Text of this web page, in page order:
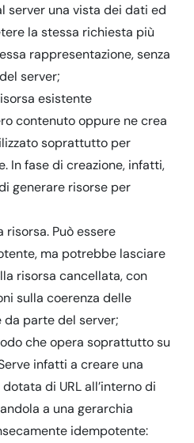
server una vista dei dati ed
la stessa richiesta più
rappresentazione, senza
server;
esistente
contenuto oppure ne crea
soprattutto per
In fase di creazione, infatti,
generare risorse per
risorsa. Può essere
ma potrebbe lasciare
risorsa cancellata, con
sulla coerenza delle
parte del server;
che opera soprattutto su
infatti a creare una
di URL all’interno di
a una gerarchia
idempotente: